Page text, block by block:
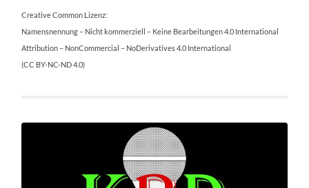
Creative Common Lizenz:
Namensnennung – Nicht kommerziell – Keine Bearbeitungen 4.0 International
Attribution – NonCommercial – NoDerivatives 4.0 International
(CC BY-NC-ND 4.0)